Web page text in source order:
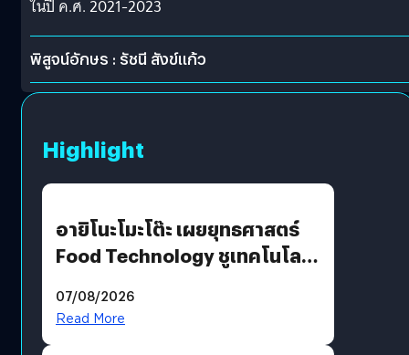
ในปี ค.ศ. 2021-2023
พิสูจน์อักษร : รัชนี สังข์แก้ว
Highlight
อายิโนะโมะโต๊ะ เผยยุทธศาสตร์
Food Technology ชูเทคโนโลยี
บริโภคและ B2B
07/08/2026
Read More